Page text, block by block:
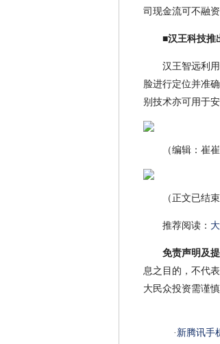
司现金流可不融
■汉王科技推
汉王智远利
脸进行定位并准
别技术亦可用于
（编辑：崔崔
（正文已结束
推荐阅读：
免责声明及提
息之目的，不代
大民众投资需谨慎
· 新腾讯手